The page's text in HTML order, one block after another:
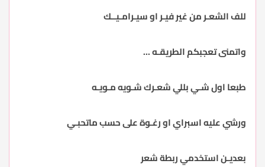
للف الشعـر من غير فيـر او سيـرامـيــك
واتمنى تعجبكم الطريقـه ...
طبعا اول شـي بللي شعـرك شـويه مـويـه
ورشي عليه اسبراي او رغـوة على حسب ماتحبـي
بعديـن استخدمي ربطة شعر